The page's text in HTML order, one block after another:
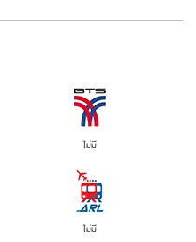
ไม่มี
ไม่มี